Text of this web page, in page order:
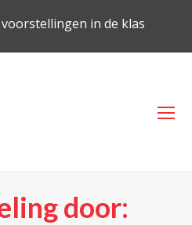
in de klas
door: